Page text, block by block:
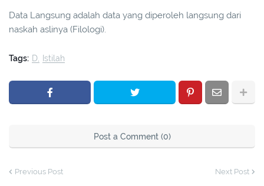
Data Langsung adalah data yang diperoleh langsung dari
naskah aslinya (Filologi).
Tags: D Istilah
Post a Comment (0)
Previous Post Next Post